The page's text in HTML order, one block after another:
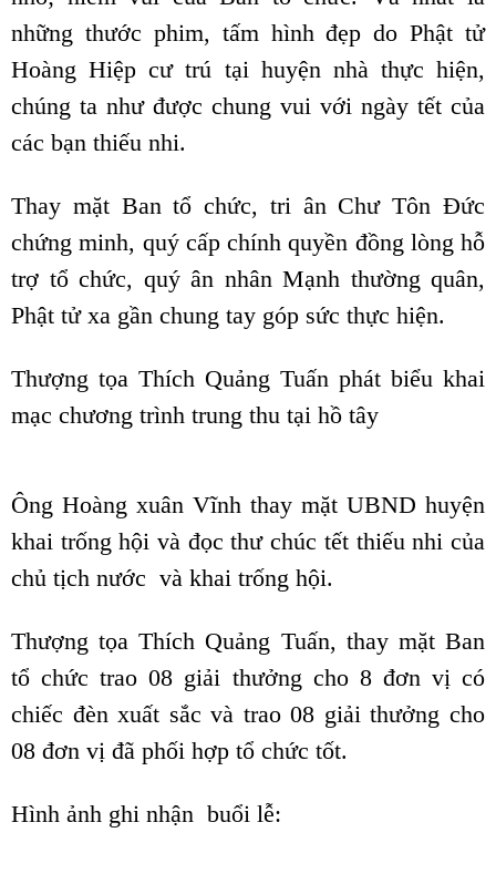
những thước phim, tấm hình đẹp do Phật tử
Hoàng Hiệp cư trú tại huyện nhà thực hiện,
chúng ta như được chung vui với ngày tết của
các bạn thiếu nhi.
Thay mặt Ban tổ chức, tri ân Chư Tôn Đức
chứng minh, quý cấp chính quyền đồng lòng hỗ
trợ tổ chức, quý ân nhân Mạnh thường quân,
Phật tử xa gần chung tay góp sức thực hiện.
Thượng tọa Thích Quảng Tuấn phát biểu khai
mạc chương trình trung thu tại hồ tây
Ông Hoàng xuân Vĩnh thay mặt UBND huyện
khai trống hội và đọc thư chúc tết thiếu nhi của
chủ tịch nước và khai trống hội.
Thượng tọa Thích Quảng Tuấn, thay mặt Ban
tổ chức trao 08 giải thưởng cho 8 đơn vị có
chiếc đèn xuất sắc và trao 08 giải thưởng cho
08 đơn vị đã phối hợp tổ chức tốt.
Hình ảnh ghi nhận buổi lễ: